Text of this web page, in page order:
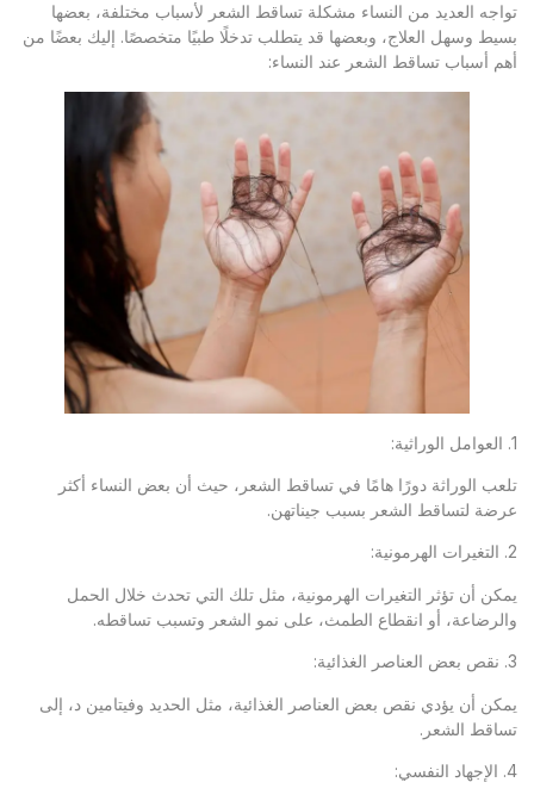
تواجه العديد من النساء مشكلة تساقط الشعر لأسباب مختلفة، بعضها
بسيط وسهل العلاج، وبعضها قد يتطلب تدخلًا طبيًا متخصصًا. إليك بعضًا من
أهم أسباب تساقط الشعر عند النساء:
1. العوامل الوراثية:
تلعب الوراثة دورًا هامًا في تساقط الشعر، حيث أن بعض النساء أكثر
عرضة لتساقط الشعر بسبب جيناتهن.
2. التغيرات الهرمونية:
يمكن أن تؤثر التغيرات الهرمونية، مثل تلك التي تحدث خلال الحمل
والرضاعة، أو انقطاع الطمث، على نمو الشعر وتسبب تساقطه.
3. نقص بعض العناصر الغذائية:
يمكن أن يؤدي نقص بعض العناصر الغذائية، مثل الحديد وفيتامين د، إلى
تساقط الشعر.
4. الإجهاد النفسي: